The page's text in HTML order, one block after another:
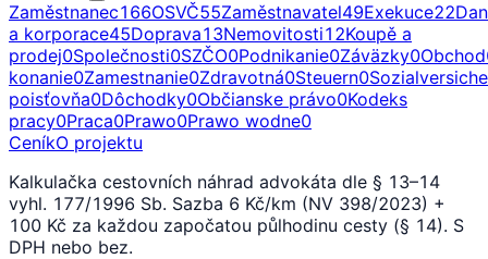
Zaměstnanec166OSVČ55Zaměstnavatel49Exekuce22
a korporace45Doprava13Nemovitosti12Koupě a
prodej0Společnosti0SZČO0Podnikanie0Záväzky0Obchod
konanie0Zamestnanie0Zdravotná0Steuern0
poisťovňa0Dôchodky0Občianske právo0Kodeks
pracy0Praca0Prawo0Prawo wodne0
CeníkO projektu
Kalkulačka cestovních náhrad advokáta dle § 13–14
vyhl. 177/1996 Sb. Sazba 6 Kč/km (NV 398/2023) +
100 Kč za každou započatou půlhodinu cesty (§ 14). S
DPH nebo bez.